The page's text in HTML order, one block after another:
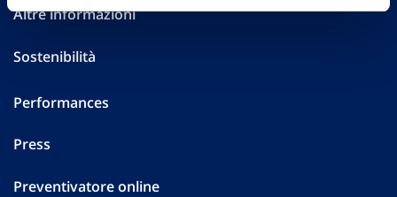
Altre informazioni
Sostenibilità
Performances
Press
Preventivatore online